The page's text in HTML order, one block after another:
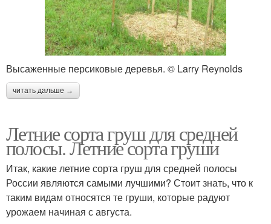
Высаженные персиковые деревья. © Larry Reynolds
читать дальше →
Летние сорта груш для средней
полосы. Летние сорта груши
Итак, какие летние сорта груш для средней полосы
России являются самыми лучшими? Стоит знать, что к
таким видам относятся те груши, которые радуют
урожаем начиная с августа.